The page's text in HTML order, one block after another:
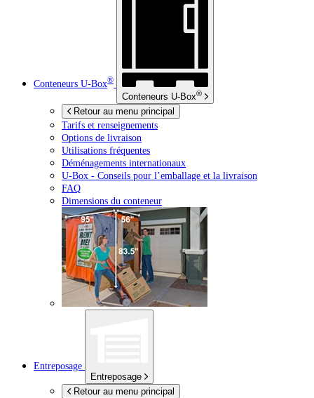
Conteneurs U-Box®
Conteneurs U-Box®
Retour au menu principal
Tarifs et renseignements
Options de livraison
Utilisations fréquentes
Déménagements internationaux
U-Box - Conseils pour l’emballage et la livraison
FAQ
Dimensions du conteneur
Entreposage
Entreposage
Retour au menu principal